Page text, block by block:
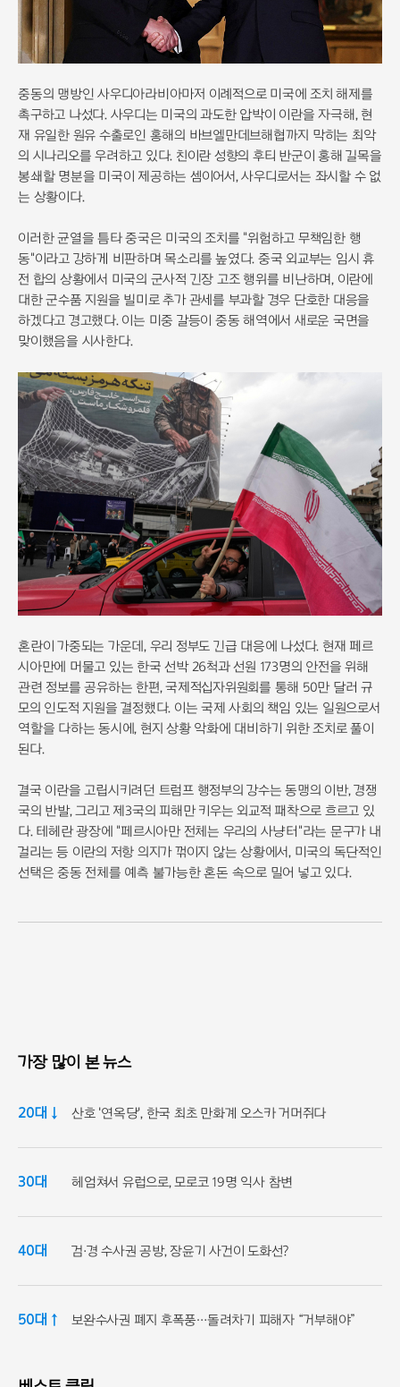
중동의 맹방인 사우디아라비아마저 이례적으로 미국에 조치 해제를
촉구하고 나섰다. 사우디는 미국의 과도한 압박이 이란을 자극해, 현
재 유일한 원유 수출로인 홍해의 바브엘만데브해협까지 막히는 최악
의 시나리오를 우려하고 있다. 친이란 성향의 후티 반군이 홍해 길목을
봉쇄할 명분을 미국이 제공하는 셈이어서, 사우디로서는 좌시할 수 없
는 상황이다.
이러한 균열을 틈타 중국은 미국의 조치를 "위험하고 무책임한 행
동"이라고 강하게 비판하며 목소리를 높였다. 중국 외교부는 임시 휴
전 합의 상황에서 미국의 군사적 긴장 고조 행위를 비난하며, 이란에
대한 군수품 지원을 빌미로 추가 관세를 부과할 경우 단호한 대응을
하겠다고 경고했다. 이는 미중 갈등이 중동 해역에서 새로운 국면을
맞이했음을 시사한다.
혼란이 가중되는 가운데, 우리 정부도 긴급 대응에 나섰다. 현재 페르
시아만에 머물고 있는 한국 선박 26척과 선원 173명의 안전을 위해
관련 정보를 공유하는 한편, 국제적십자위원회를 통해 50만 달러 규
모의 인도적 지원을 결정했다. 이는 국제 사회의 책임 있는 일원으로서
역할을 다하는 동시에, 현지 상황 악화에 대비하기 위한 조치로 풀이
된다.
결국 이란을 고립시키려던 트럼프 행정부의 강수는 동맹의 이반, 경쟁
국의 반발, 그리고 제3국의 피해만 키우는 외교적 패착으로 흐르고 있
다. 테헤란 광장에 "페르시아만 전체는 우리의 사냥터"라는 문구가 내
걸리는 등 이란의 저항 의지가 꺾이지 않는 상황에서, 미국의 독단적인
선택은 중동 전체를 예측 불가능한 혼돈 속으로 밀어 넣고 있다.
가장 많이 본 뉴스
20대 ↓ 산호 '연옥당', 한국 최초 만화계 오스카 거머쥐다
30대 헤엄쳐서 유럽으로, 모로코 19명 익사 참변
40대 검·경 수사권 공방, 장윤기 사건이 도화선?
50대 ↑ 보완수사권 폐지 후폭풍…돌려차기 피해자 “거부해야”